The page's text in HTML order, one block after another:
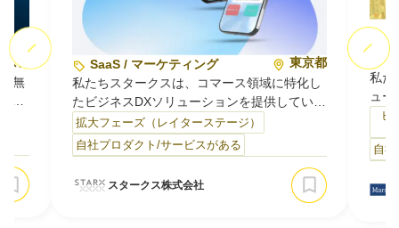
京都
無
化
、
さ
か
SaaS / マーケティング
東京都
私たちスタークスは、コマース領域に特化し
たビジネスDXソリューションを提供していま
す。人口減少により新規顧客の獲得コストが
上がり続ける市場において、「売って終わ
り」の関係を脱し、既存顧客のLTV（顧客生
涯価値）を高める仕組みづくりを支援してい
ます。1300社以上のEC事業者との取引で見
拡大フェーズ（レイターステージ）
自社プロダクト/サービスがある
スタークス株式会社
私た
ュー
開
理
ご
ビ
自